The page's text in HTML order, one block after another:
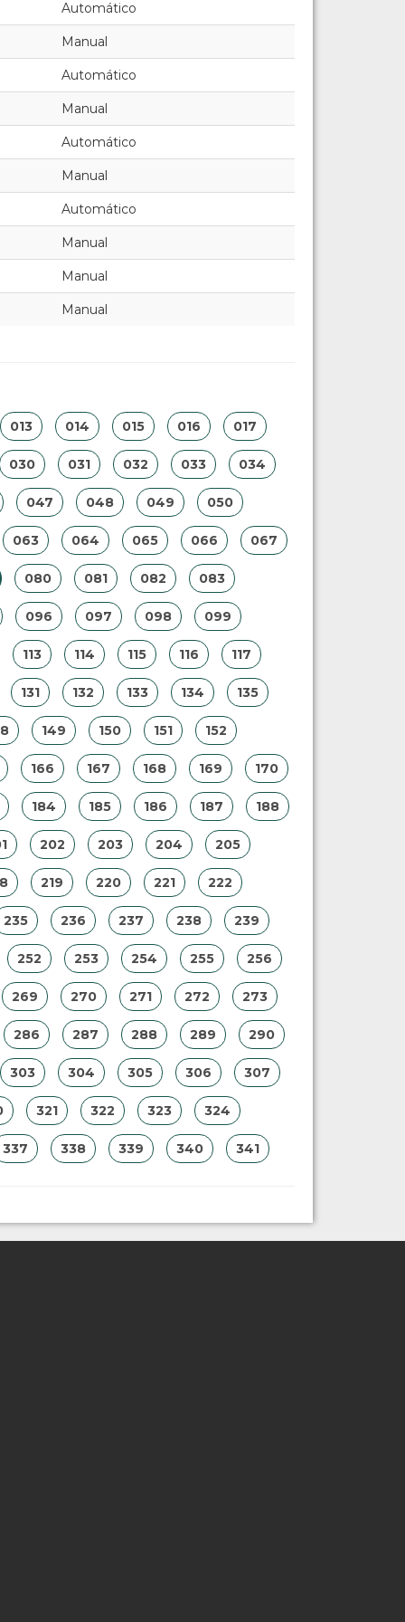
Automático
Manual
Automático
Manual
Automático
Manual
Automático
Manual
Manual
Manual
013 014 015 016 017
030 031 032 033 034
047 048 049 050
063 064 065 066 067
080 081 082 083
096 097 098 099
113 114 115 116 117
131 132 133 134 135
149 150 151 152
166 167 168 169 170
184 185 186 187 188
202 203 204 205
219 220 221 222
235 236 237 238 239
252 253 254 255 256
269 270 271 272 273
286 287 288 289 290
303 304 305 306 307
321 322 323 324
337 338 339 340 341